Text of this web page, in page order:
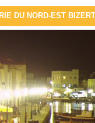
DU NORD-EST